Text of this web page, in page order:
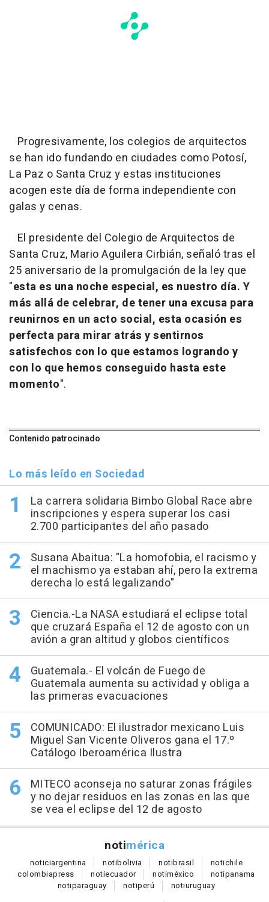
Progresivamente, los colegios de arquitectos
se han ido fundando en ciudades como Potosí,
La Paz o Santa Cruz y estas instituciones
acogen este día de forma independiente con
galas y cenas.
El presidente del Colegio de Arquitectos de
Santa Cruz, Mario Aguilera Cirbián, señaló tras el
25 aniversario de la promulgación de la ley que
"esta es una noche especial, es nuestro día. Y
más allá de celebrar, de tener una excusa para
reunirnos en un acto social, esta ocasión es
perfecta para mirar atrás y sentirnos
satisfechos con lo que estamos logrando y
con lo que hemos conseguido hasta este
momento".
Contenido patrocinado
Lo más leído en Sociedad
La carrera solidaria Bimbo Global Race abre
inscripciones y espera superar los casi
2.700 participantes del año pasado
Susana Abaitua: "La homofobia, el racismo y
el machismo ya estaban ahí, pero la extrema
derecha lo está legalizando"
Ciencia.-La NASA estudiará el eclipse total
que cruzará España el 12 de agosto con un
avión a gran altitud y globos científicos
Guatemala.- El volcán de Fuego de
Guatemala aumenta su actividad y obliga a
las primeras evacuaciones
COMUNICADO: El ilustrador mexicano Luis
Miguel San Vicente Oliveros gana el 17.º
Catálogo Iberoamérica Ilustra
MITECO aconseja no saturar zonas frágiles
y no dejar residuos en las zonas en las que
se vea el eclipse del 12 de agosto
notimérica
noticiargentina notibolivia notibrasil notichile
colombiapress notiecuador notiméxico notipanama
notiparaguay notiperú notiuruguay